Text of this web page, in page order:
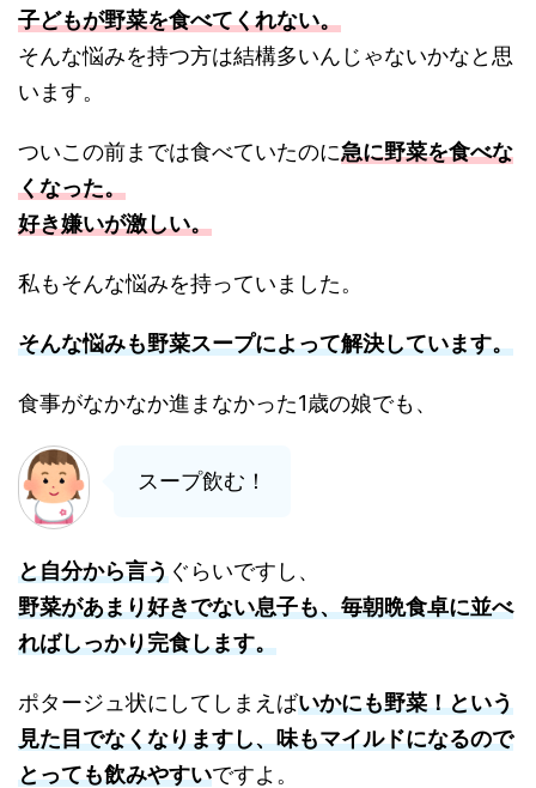
子どもが野菜を食べてくれない。
そんな悩みを持つ方は結構多いんじゃないかなと思
います。
ついこの前までは食べていたのに急に野菜を食べな
くなった。
好き嫌いが激しい。
私もそんな悩みを持っていました。
そんな悩みも野菜スープによって解決しています。
食事がなかなか進まなかった1歳の娘でも、
スープ飲む！
と自分から言うぐらいですし、
野菜があまり好きでない息子も、毎朝晩食卓に並べ
ればしっかり完食します。
ポタージュ状にしてしまえばいかにも野菜！という
見た目でなくなりますし、味もマイルドになるので
とっても飲みやすいですよ。